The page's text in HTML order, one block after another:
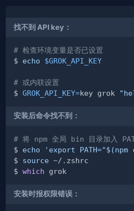
找不到 API key：
# 检查环境变量是否已设置
$ echo $GROK_API_KEY
# 或内联设置
$ GROK_API_KEY=key grok
安装后命令找不到：
# 将 npm 全局 bin 目录加入
$ echo
'export
$ source
$ which
安装时报权限错误：